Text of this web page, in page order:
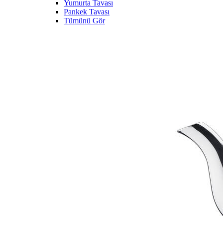
Yumurta Tavası
Pankek Tavası
Tümünü Gör